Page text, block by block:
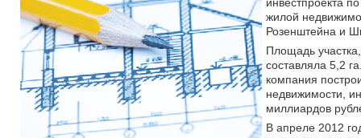
жилой
Розенштейна и
Площадь
составляла 5,2
компания
недвижимости,
миллиардов
В апреле 2012